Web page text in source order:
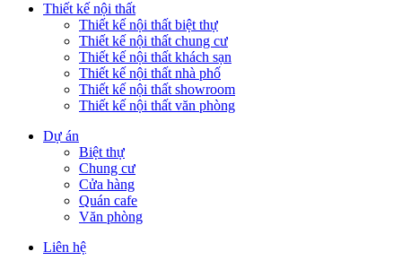
Thiết kế nội thất
Thiết kế nội thất biệt thự
Thiết kế nội thất chung cư
Thiết kế nội thất khách sạn
Thiết kế nội thất nhà phố
Thiết kế nội thất showroom
Thiết kế nội thất văn phòng
Dự án
Biệt thự
Chung cư
Cửa hàng
Quán cafe
Văn phòng
Liên hệ